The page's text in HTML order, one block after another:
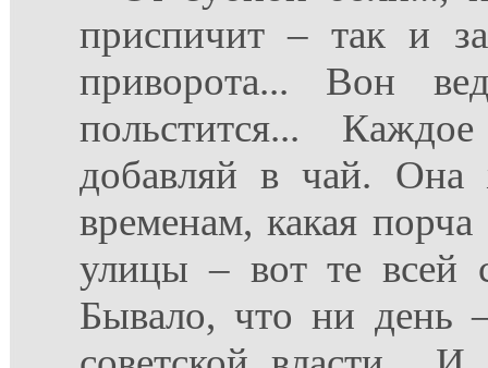
приспичит – так и
приворота... Вон
польстится...
добавляй в чай.
временам, какая
улицы – вот те всей
Бывало, что ни день